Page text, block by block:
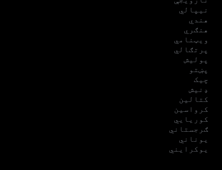
نیپالي
هندي
هنګري
ویټنامي
پرتګالي
پولیش
پښتو
چیک
ډنیش
کتالین
کرواسین
کوریایي
ګرجستاني
یوناني
یوکرایني